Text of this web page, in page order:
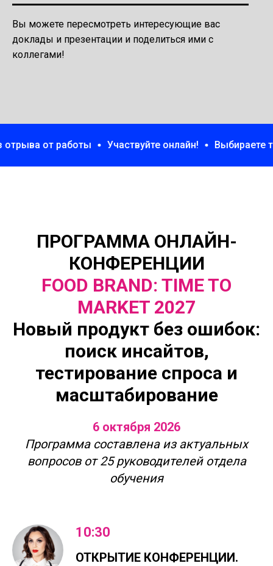
Вы можете пересмотреть интересующие вас
доклады и презентации и поделиться ими с
коллегами!
от работы Участвуйте онлайн! Выбираете
ПРОГРАММА ОНЛАЙН-
КОНФЕРЕНЦИИ
FOOD BRAND: TIME TO
MARKET 2027
Новый продукт без ошибок:
поиск инсайтов,
тестирование спроса и
масштабирование
6 октября 2026
Программа составлена из актуальных
вопросов от 25 руководителей отдела
обучения
10:30
ОТКРЫТИЕ КОНФЕРЕНЦИИ.